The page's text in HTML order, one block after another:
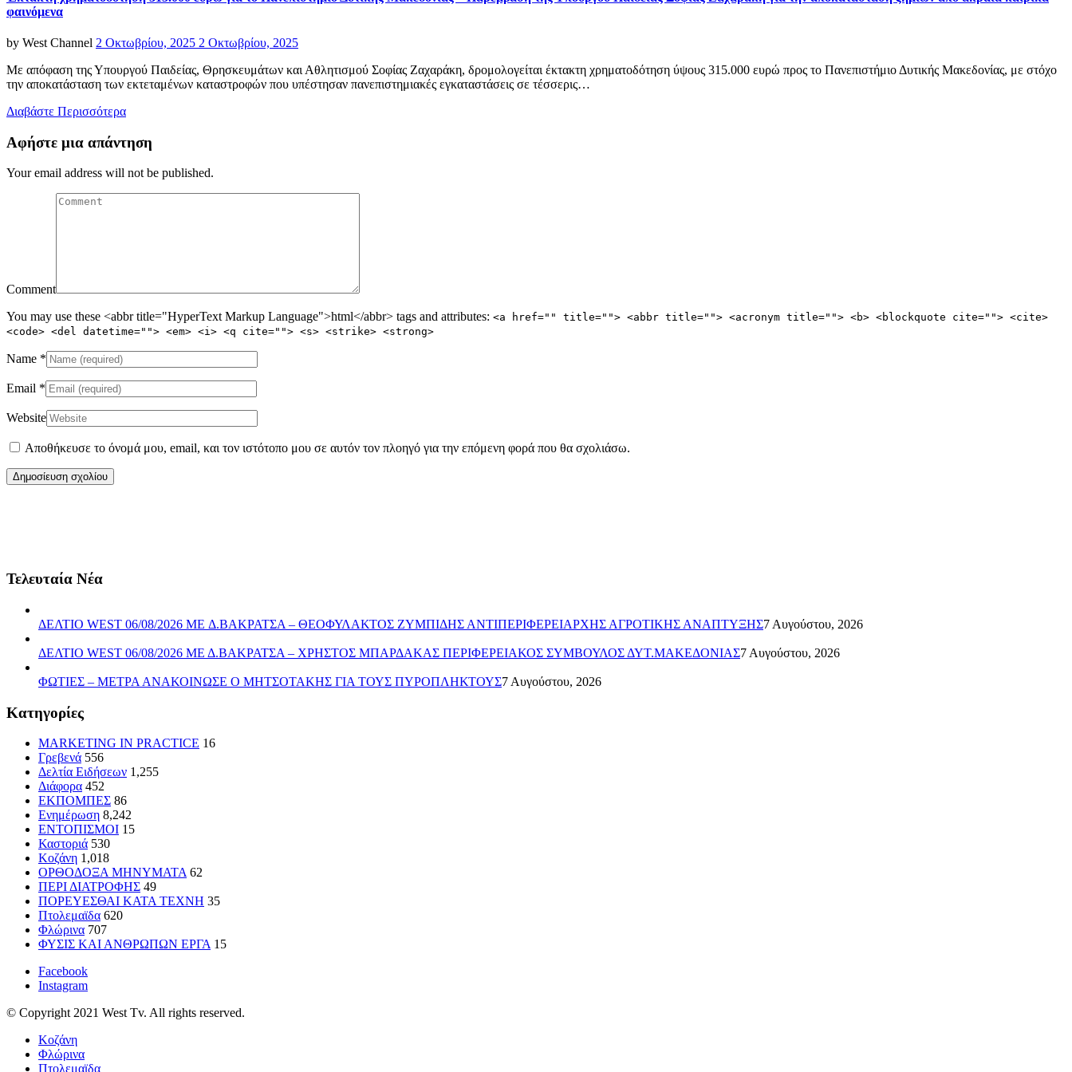
φαινόμενα
by West Channel Posted
2 Οκτωβρίου, 2025 2 Οκτωβρίου, 2025
Με απόφαση της Υπουργού Παιδείας, Θρησκευμάτων και Αθλητισμού Σοφίας Ζαχαράκη, δρομολογείται έκτακτη χρηματοδότηση ύψους 315.000 ευρώ προς το Πανεπιστήμιο Δυτικής Μακεδονίας, με στόχο
την αποκατάσταση των εκτεταμένων καταστροφών που υπέστησαν πανεπιστημιακές εγκαταστάσεις σε τέσσερις…
Διαβάστε Περισσότερα
Αφήστε μια απάντηση
Your email address will not be published.
Comment
You may use these <abbr title="HyperText Markup Language">html</abbr> tags and attributes: <a href="" title=""> <abbr title=""> <acronym title=""> <b> <blockquote cite=""> <cite>
<code> <del datetime=""> <em> <i> <q cite=""> <s> <strike> <strong>
Name *
Email *
Website
Αποθήκευσε το όνομά μου, email, και τον ιστότοπο μου σε αυτόν τον πλοηγό για την επόμενη φορά που θα σχολιάσω.
Τελευταία Νέα
ΔΕΛΤΙΟ WEST 06/08/2026 ME Δ.ΒΑΚΡΑΤΣΑ – ΘΕΟΦΥΛΑΚΤΟΣ ΖΥΜΠΙΔΗΣ ΑΝΤΙΠΕΡΙΦΕΡΕΙΑΡΧΗΣ ΑΓΡΟΤΙΚΗΣ ΑΝΑΠΤΥΞΗΣ7 Αυγούστου, 2026
ΔΕΛΤΙΟ WEST 06/08/2026 ΜΕ Δ.ΒΑΚΡΑΤΣΑ – ΧΡΗΣΤΟΣ ΜΠΑΡΔΑΚΑΣ ΠΕΡΙΦΕΡΕΙΑΚΟΣ ΣΥΜΒΟΥΛΟΣ ΔΥΤ.ΜΑΚΕΔΟΝΙΑΣ7 Αυγούστου, 2026
ΦΩΤΙΕΣ – ΜΕΤΡΑ ΑΝΑΚΟΙΝΩΣΕ Ο ΜΗΤΣΟΤΑΚΗΣ ΓΙΑ ΤΟΥΣ ΠΥΡΟΠΛΗΚΤΟΥΣ7 Αυγούστου, 2026
Kατηγορίες
MARKETING IN PRACTICE 16
Γρεβενά 556
Δελτία Ειδήσεων 1,255
Διάφορα 452
ΕΚΠΟΜΠΕΣ 86
Ενημέρωση 8,242
ΕΝΤΟΠΙΣΜΟΙ 15
Καστοριά 530
Κοζάνη 1,018
ΟΡΘΟΔΟΞΑ ΜΗΝΥΜΑΤΑ 62
ΠΕΡΙ ΔΙΑΤΡΟΦΗΣ 49
ΠΟΡΕΥΕΣΘΑΙ ΚΑΤΑ ΤΕΧΝΗ 35
Πτολεμαϊδα 620
Φλώρινα 707
ΦΥΣΙΣ ΚΑΙ ΑΝΘΡΩΠΩΝ ΕΡΓΑ 15
Facebook
Instagram
© Copyright 2021 West Tv. All rights reserved.
Κοζάνη
Φλώρινα
Πτολεμαϊδα